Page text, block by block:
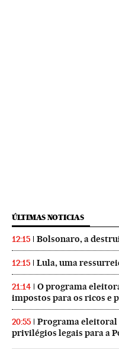
ÚLTIMAS NOTICIAS
12:15 Bolsonaro, a
12:15 Lula, uma
21:14
O programa
impostos para os ricos e
20:55
Programa eleitoral
privilégios legais para a